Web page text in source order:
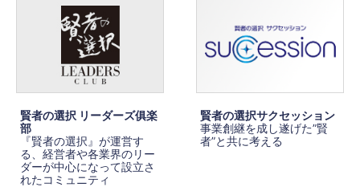
賢者の選択 リーダーズ俱楽
部
『賢者の選択』が運営す
る、経営者や各業界のリー
ダーが中心になって設立さ
れたコミュニティ
賢者の選択サクセッション
事業創継を成し遂げた”賢
者”と共に考える